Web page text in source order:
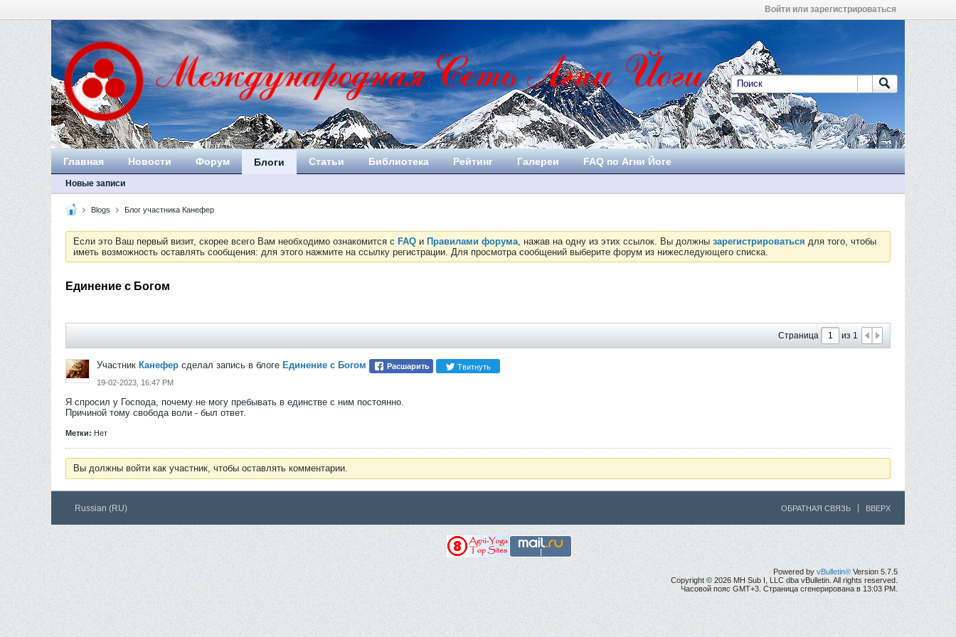
Войти или зарегистрироваться
Главная Новости Форум Блоги Статьи Библиотека Рейтинг Галереи FAQ по Агни Йоге
Новые записи
Blogs Блог участника Канефер
Если это Ваш первый визит, скорее всего Вам необходимо ознакомится с FAQ и Правилами форума, нажав на одну из этих ссылок. Вы должны зарегистрироваться для того, чтобы
иметь возможность оставлять сообщения: для этого нажмите на ссылку регистрации. Для просмотра сообщений выберите форум из нижеследующего списка.
Единение с Богом
Страница из 1
Участник Канефер сделал запись в блоге Единение с Богом
19-02-2023, 16:47 PM
Расшарить Твитнуть
Я спросил у Господа, почему не могу пребывать в единстве с ним постоянно.
Причиной тому свобода воли - был ответ.
Метки: Нет
Вы должны войти как участник, чтобы оставлять комментарии.
Russian (RU) ОБРАТНАЯ СВЯЗЬ ВВЕРХ
Powered by vBulletin® Version 5.7.5
Copyright © 2026 MH Sub I, LLC dba vBulletin. All rights reserved.
Часовой пояс GMT+3. Страница сгенерирована в 13:03 PM.